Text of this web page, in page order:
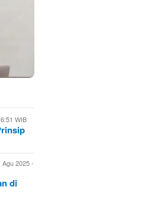
WIB
Agu 2025 -
di